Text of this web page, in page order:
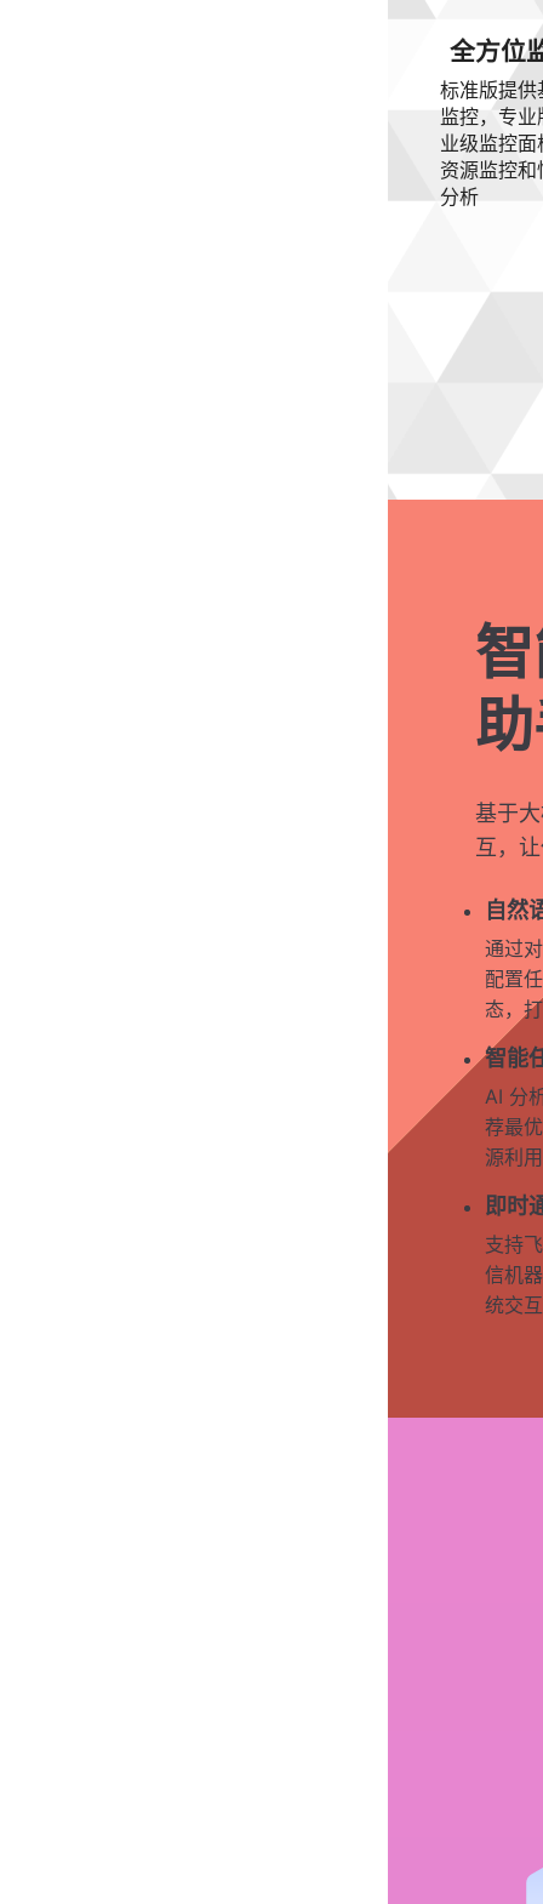
全方位
标准版提供
监控，专
业级监控
资源监控
分析
基于
互，
自然
通过
配置
态，
智能
AI 分
荐最
源利
即时
支持
信机
统交互